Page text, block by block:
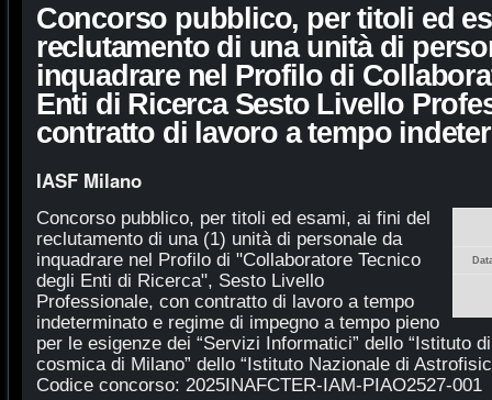
Concorso pubblico, per titoli ed
reclutamento di una unità di
inquadrare nel Profilo di
Enti di Ricerca Sesto Livello
contratto di lavoro a tempo
IASF Milano
Concorso pubblico, per titoli ed esami, ai fini del
reclutamento di una (1) unità di personale da
inquadrare nel Profilo di "Collaboratore Tecnico
degli Enti di Ricerca", Sesto Livello
Professionale, con contratto di lavoro a tempo
indeterminato e regime di impegno a tempo pieno
per le esigenze dei “Servizi Informatici” dello “Istituto
cosmica di Milano” dello “Istituto Nazionale di
Codice concorso: 2025INAFCTER-IAM-PIAO2527-001